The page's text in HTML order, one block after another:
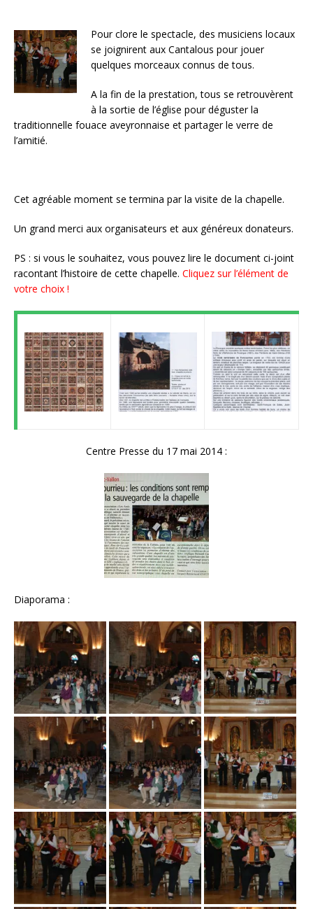
Pour clore le spectacle, des musiciens locaux
se joignirent aux Cantalous pour jouer
quelques morceaux connus de tous.
A la fin de la prestation, tous se retrouvèrent
à la sortie de l’église pour déguster la
traditionnelle fouace aveyronnaise et partager le verre de
l’amitié.
Cet agréable moment se termina par la visite de la chapelle.
Un grand merci aux organisateurs et aux généreux donateurs.
PS : si vous le souhaitez, vous pouvez lire le document ci-joint
racontant l’histoire de cette chapelle. Cliquez sur l’élément de
votre choix !
Centre Presse du 17 mai 2014 :
Diaporama :